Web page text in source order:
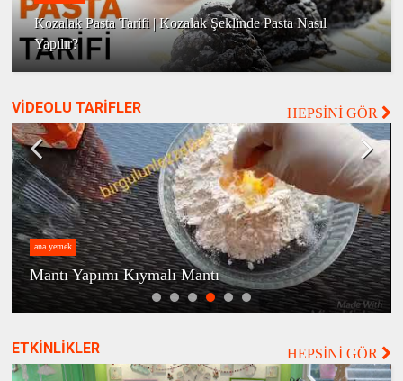
Kozalak Pasta Tarifi | Kozalak Şeklinde Pasta Nasıl
Yapılır?
VİDEOLU TARİFLER HEPSİNİ GÖR
genel
KURU DOMATESLİ
ETKİNLİKLER HEPSİNİ GÖR